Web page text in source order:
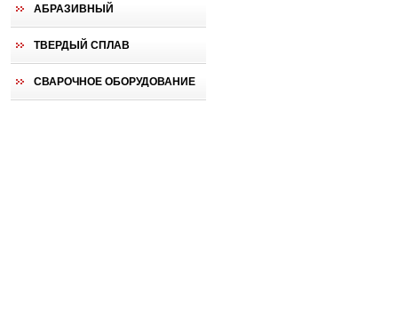
АБРАЗИВНЫЙ
ТВЕРДЫЙ СПЛАВ
СВАРОЧНОЕ ОБОРУДОВАНИЕ